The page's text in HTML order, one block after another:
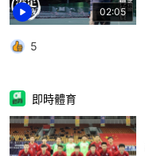
02:05
5
即時體育